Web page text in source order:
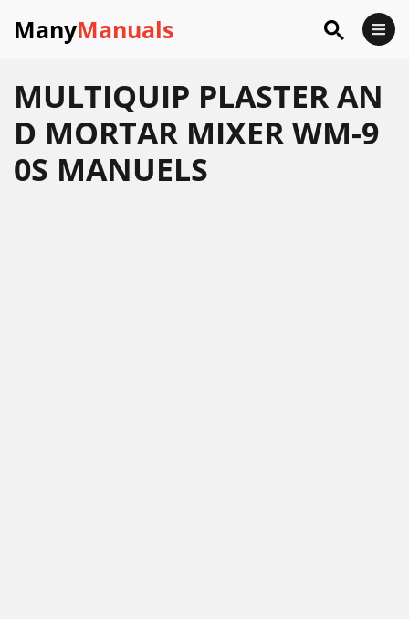
ManyManuals
MULTIQUIP PLASTER AN
D MORTAR MIXER WM-9
0S MANUELS